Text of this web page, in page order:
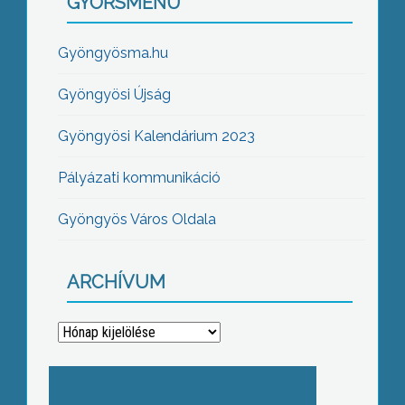
Gyöngyösma.hu
Gyöngyösi Újság
Gyöngyösi Kalendárium 2023
Pályázati kommunikáció
Gyöngyös Város Oldala
ARCHÍVUM
Archívum